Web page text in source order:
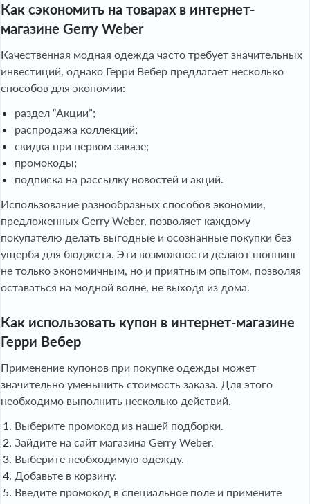
Как сэкономить на товарах в интернет-
магазине Gerry Weber
Качественная модная одежда часто требует значительных
инвестиций, однако Герри Вебер предлагает несколько
способов для экономии:
раздел “Акции”;
распродажа коллекций;
скидка при первом заказе;
промокоды;
подписка на рассылку новостей и акций.
Использование разнообразных способов экономии,
предложенных Gerry Weber, позволяет каждому
покупателю делать выгодные и осознанные покупки без
ущерба для бюджета. Эти возможности делают шоппинг
не только экономичным, но и приятным опытом, позволяя
оставаться на модной волне, не выходя из дома.
Как использовать купон в интернет-магазине
Герри Вебер
Применение купонов при покупке одежды может
значительно уменьшить стоимость заказа. Для этого
необходимо выполнить несколько действий.
Выберите промокод из нашей подборки.
Зайдите на сайт магазина Gerry Weber.
Выберите необходимую одежду.
Добавьте в корзину.
Введите промокод в специальное поле и примените